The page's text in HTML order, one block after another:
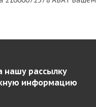
нашу рассылку
информацию